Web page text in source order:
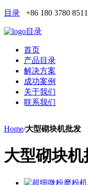
目录 +86 180 3780 8511
目录
首页
产品目录
解决方案
成功案例
关于我们
联系我们
Home/大型砌块机批发
大型砌块机